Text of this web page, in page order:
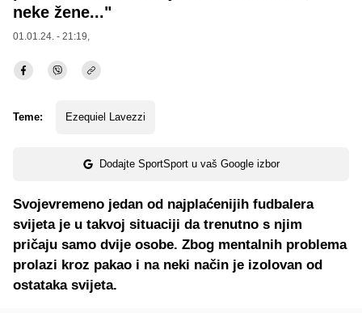
neke žene..."
01.01.24. - 21:19,
Teme: Ezequiel Lavezzi
Dodajte SportSport u vaš Google izbor
Svojevremeno jedan od najplaćenijih fudbalera
svijeta je u takvoj situaciji da trenutno s njim
pričaju samo dvije osobe. Zbog mentalnih problema
prolazi kroz pakao i na neki način je izolovan od
ostataka svijeta.